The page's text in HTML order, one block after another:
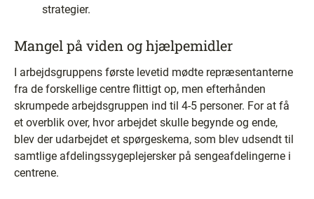
strategier.
Mangel på viden og hjælpemidler
I arbejdsgruppens første levetid mødte repræsentanterne
fra de forskellige centre flittigt op, men efterhånden
skrumpede arbejdsgruppen ind til 4-5 personer. For at få
et overblik over, hvor arbejdet skulle begynde og ende,
blev der udarbejdet et spørgeskema, som blev udsendt til
samtlige afdelingssygeplejersker på sengeafdelingerne i
centrene.